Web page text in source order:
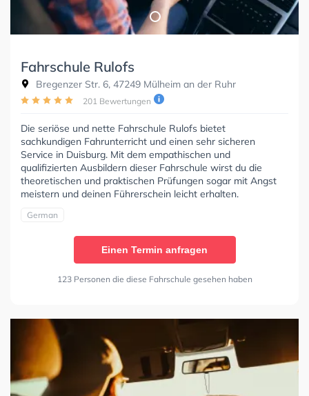
Fahrschule Rulofs
Bregenzer Str. 6, 47249 Mülheim an der Ruhr
201 Bewertungen
Die seriöse und nette Fahrschule Rulofs bietet
sachkundigen Fahrunterricht und einen sehr sicheren
Service in Duisburg. Mit dem empathischen und
qualifizierten Ausbildern dieser Fahrschule wirst du die
theoretischen und praktischen Prüfungen sogar mit Angst
meistern und deinen Führerschein leicht erhalten.
German
Einen Termin anfragen
123 Personen die diese Fahrschule gesehen haben